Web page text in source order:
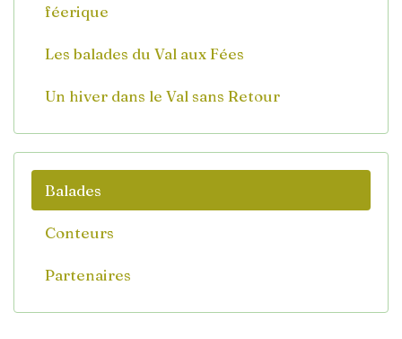
féerique
Les balades du Val aux Fées
Un hiver dans le Val sans Retour
Balades
Conteurs
Partenaires